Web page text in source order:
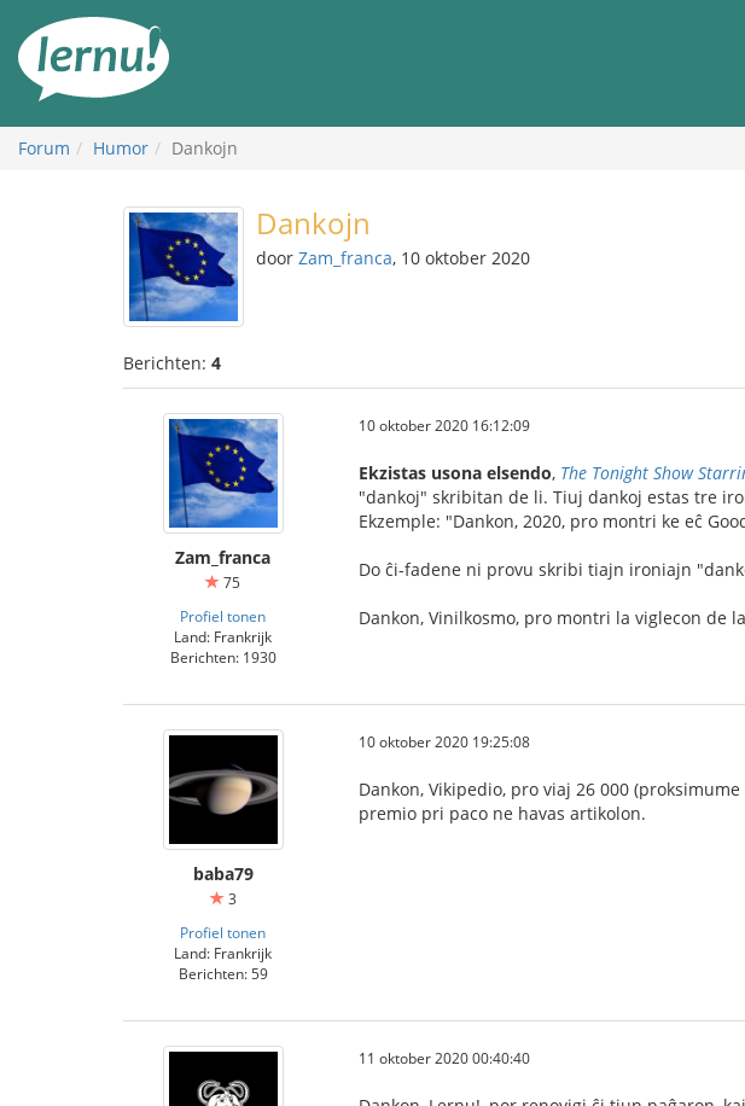
inhoud
Forum Humor Dankojn
Dankojn
door Zam_franca, 10 oktober 2020
Berichten: 4
Zam_franca
75
Profiel tonen
Land: Frankrijk
Berichten: 1930
10 oktober 2020 16:12:09
Ekzistas usona elsendo, The Tonight Show
"dankoj" skribitan de li. Tiuj dankoj estas tre
Ekzemple: "Dankon, 2020, pro montri ke eĉ
Do ĉi-fadene ni provu skribi tiajn ironiajn
Dankon, Vinilkosmo, pro montri la viglecon de
baba79
3
Profiel tonen
Land: Frankrijk
Berichten: 59
10 oktober 2020 19:25:08
Dankon, Vikipedio, pro viaj 26 000
premio pri paco ne havas artikolon.
11 oktober 2020 00:40:40